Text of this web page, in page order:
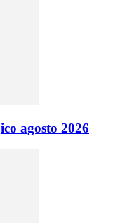
agosto 2026